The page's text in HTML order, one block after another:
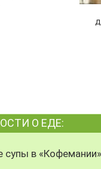
О ЕДЕ:
супы в «Кофемании»